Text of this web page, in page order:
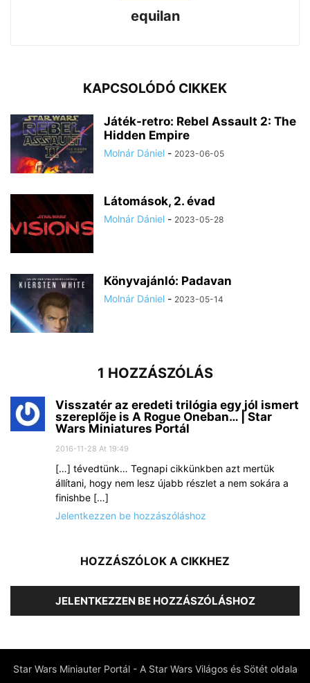
equilan
KAPCSOLÓDÓ CIKKEK
Játék-retro: Rebel Assault 2: The
Hidden Empire
Molnár Dániel - 2023-06-05
Látomások, 2. évad
Molnár Dániel - 2023-05-28
Könyvajánló: Padavan
Molnár Dániel - 2023-05-14
1 HOZZÁSZÓLÁS
Visszatér az eredeti trilógia egy jól ismert
szereplője is A Rogue Oneban… | Star
Wars Miniatures Portál
2016-11-28 At 19:49
[…] tévedtünk… Tegnapi cikkünkben azt mertük
állítani, hogy nem lesz újabb részlet a nem sokára a
finishbe […]
Jelentkezzen be hozzászóláshoz
HOZZÁSZÓLOK A CIKKHEZ
JELENTKEZZEN BE HOZZÁSZÓLÁSHOZ
Star Wars Miniauter Portál - A Star Wars Világos és Sötét oldala